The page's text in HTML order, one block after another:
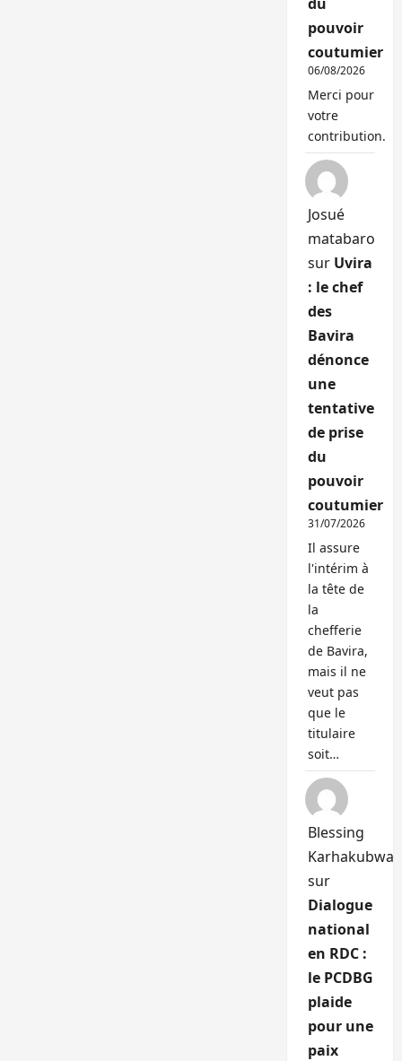
pouvoir
coutumier
06/08/2026
Merci pour
votre
contribution.
Josué
matabaro
sur Uvira
: le chef
des
Bavira
dénonce
une
tentative
de prise
du
pouvoir
coutumier
31/07/2026
Il assure
l'intérim à
la tête de
la
chefferie
de Bavira,
mais il ne
veut pas
que le
titulaire
soit…
Blessing
Karhakubwa
sur
Dialogue
national
en RDC :
le PCDBG
plaide
pour une
paix